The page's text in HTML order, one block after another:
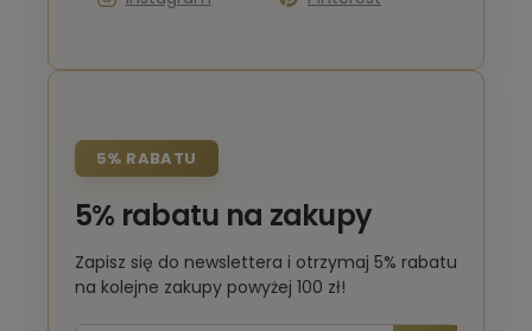
5% RABATU
5% rabatu na zakupy
Zapisz się do newslettera i otrzymaj 5% rabatu
na kolejne zakupy powyżej 100 zł!